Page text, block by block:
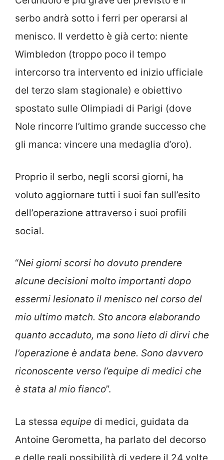
serbo andrà sotto i ferri per operarsi al
menisco. Il verdetto è già certo: niente
Wimbledon (troppo poco il tempo
intercorso tra intervento ed inizio ufficiale
del terzo slam stagionale) e obiettivo
spostato sulle Olimpiadi di Parigi (dove
Nole rincorre l’ultimo grande successo che
gli manca: vincere una medaglia d’oro).
Proprio il serbo, negli scorsi giorni, ha
voluto aggiornare tutti i suoi fan sull’esito
dell’operazione attraverso i suoi profili
social.
“Nei giorni scorsi ho dovuto prendere
alcune decisioni molto importanti dopo
essermi lesionato il menisco nel corso del
mio ultimo match. Sto ancora elaborando
quanto accaduto, ma sono lieto di dirvi che
l’operazione è andata bene. Sono davvero
riconoscente verso l’equipe di medici che
è stata al mio fianco”.
La stessa equipe di medici, guidata da
Antoine Gerometta, ha parlato del decorso
e delle reali possibilità di vedere il 24 volte